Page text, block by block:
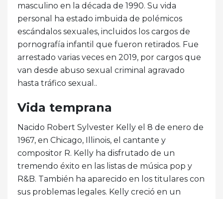
masculino en la década de 1990. Su vida
personal ha estado imbuida de polémicos
escándalos sexuales, incluidos los cargos de
pornografía infantil que fueron retirados. Fue
arrestado varias veces en 2019, por cargos que
van desde abuso sexual criminal agravado
hasta tráfico sexual..
Vida temprana
Nacido Robert Sylvester Kelly el 8 de enero de
1967, en Chicago, Illinois, el cantante y
compositor R. Kelly ha disfrutado de un
tremendo éxito en las listas de música pop y
R&B. También ha aparecido en los titulares con
sus problemas legales. Kelly creció en un